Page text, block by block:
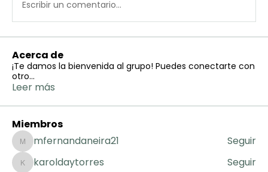
Escribir un comentario...
Acerca de
¡Te damos la bienvenida al grupo! Puedes conectarte con
otro...
Leer más
Miembros
mfernandaneira21
mfernandaneira21 Seguir
karoldaytorres
karoldaytorres Seguir